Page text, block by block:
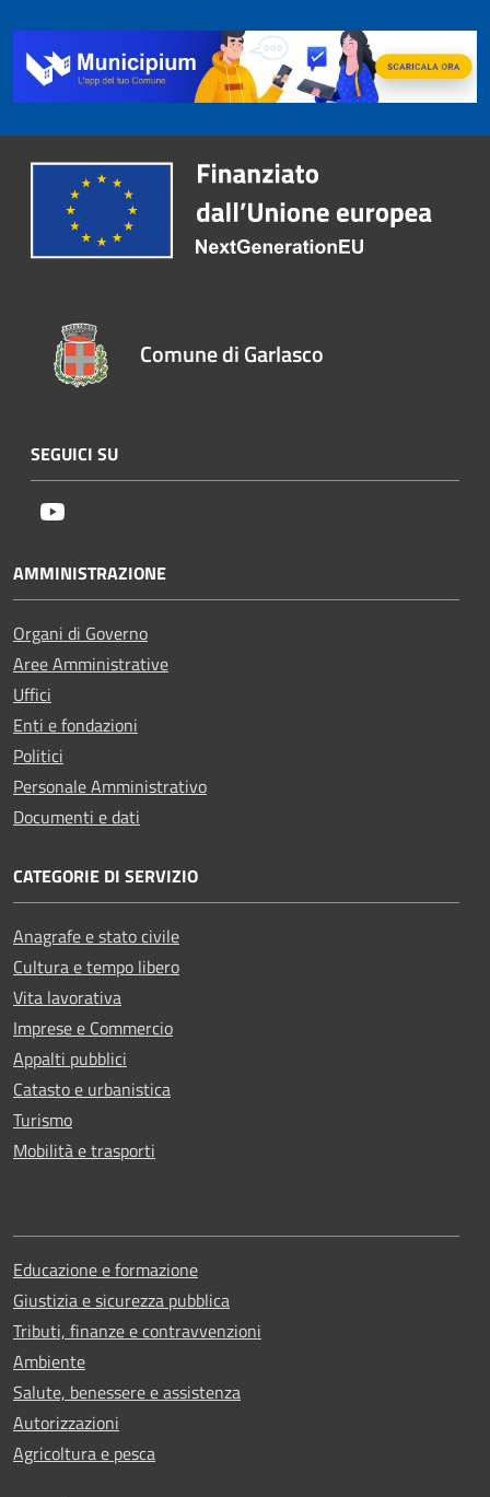
Comune di Garlasco
SEGUICI SU
AMMINISTRAZIONE
Organi di Governo
Aree Amministrative
Uffici
Enti e fondazioni
Politici
Personale Amministrativo
Documenti e dati
CATEGORIE DI SERVIZIO
Anagrafe e stato civile
Cultura e tempo libero
Vita lavorativa
Imprese e Commercio
Appalti pubblici
Catasto e urbanistica
Turismo
Mobilità e trasporti
Educazione e formazione
Giustizia e sicurezza pubblica
Tributi, finanze e contravvenzioni
Ambiente
Salute, benessere e assistenza
Autorizzazioni
Agricoltura e pesca